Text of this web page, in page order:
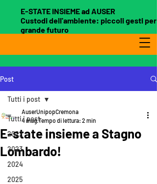
E-STATE INSIEME ad AUSER
Custodi dell'ambiente: piccoli gesti per
grande futuro
Post
Tutti i post
2022
2023
2024
2025
Tutti i post
E-state insieme a Stagno
Lombardo!
AuserUnipopCremona
4 magTempo di lettura: 2 min